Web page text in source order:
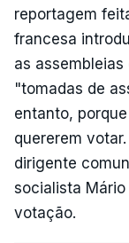
reportagem
francesa
as
"tomadas de
entanto,
quererem
dirigente
socialista
votação.